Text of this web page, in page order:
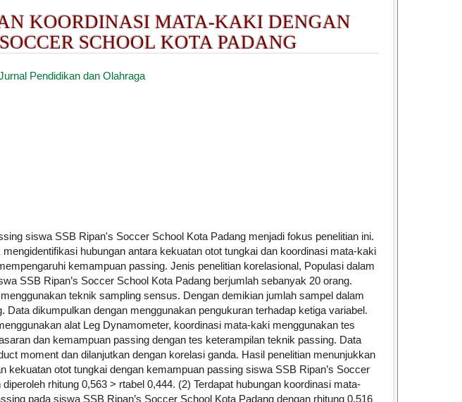
KOORDINASI MATA-KAKI DENGAN
SCHOOL KOTA PADANG
Pendidikan dan Olahraga
siswa SSB Ripan's Soccer School Kota Padang menjadi fokus penelitian ini.
mengidentifikasi hubungan antara kekuatan otot tungkai dan koordinasi mata-kaki
kemampuan passing. Jenis penelitian korelasional, Populasi dalam
SSB Ripan’s Soccer School Kota Padang berjumlah sebanyak 20 orang.
teknik sampling sensus. Dengan demikian jumlah sampel dalam
Data dikumpulkan dengan menggunakan pengukuran terhadap ketiga variabel.
alat Leg Dynamometer, koordinasi mata-kaki menggunakan tes
dan kemampuan passing dengan tes keterampilan teknik passing. Data
moment dan dilanjutkan dengan korelasi ganda. Hasil penelitian menunjukkan
kekuatan otot tungkai dengan kemampuan passing siswa SSB Ripan’s Soccer
rhitung 0,563 > rtabel 0,444. (2) Terdapat hubungan koordinasi mata-
pada siswa SSB Ripan’s Soccer School Kota Padang dengan rhitung 0,516